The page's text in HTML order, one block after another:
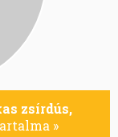
zsírdús,
»